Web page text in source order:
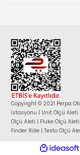
Copyright © 2021 Perpa
İstasyonu | Unit Ölçü Aleti
Ölçü Aleti | Fluke Ölçü
Finder Röle | Testo Ölçü